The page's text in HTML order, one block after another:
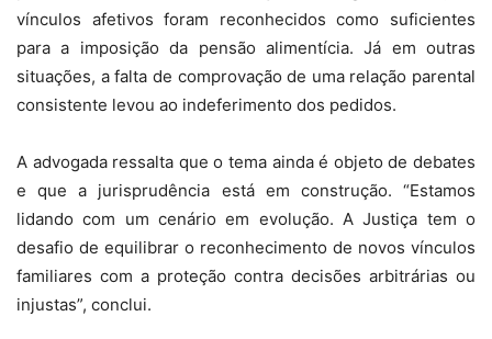
vínculos afetivos foram reconhecidos como suficientes
para a imposição da pensão alimentícia. Já em outras
situações, a falta de comprovação de uma relação parental
consistente levou ao indeferimento dos pedidos.
A advogada ressalta que o tema ainda é objeto de debates
e que a jurisprudência está em construção. “Estamos
lidando com um cenário em evolução. A Justiça tem o
desafio de equilibrar o reconhecimento de novos vínculos
familiares com a proteção contra decisões arbitrárias ou
injustas”, conclui.